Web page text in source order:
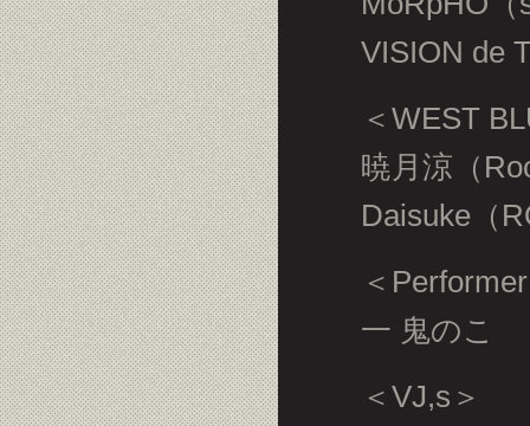
VISION de
＜WEST
暁月涼（
Daisuke（
＜
一 鬼のこ
＜VJ,s＞